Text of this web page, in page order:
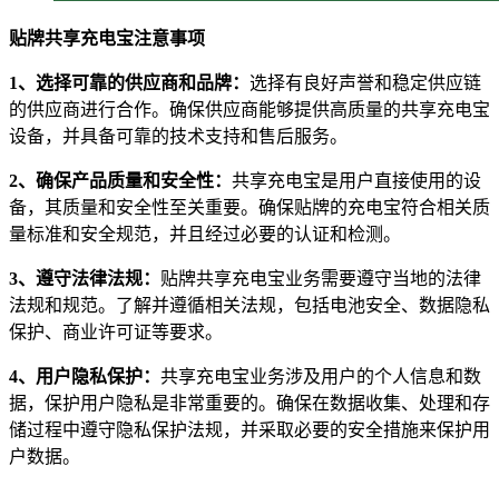
贴牌共享充电宝注意事项
1、选择可靠的供应商和品牌： 选择有良好声誉和稳定供应链
的供应商进行合作。确保供应商能够提供高质量的共享充电宝
设备，并具备可靠的技术支持和售后服务。
2、确保产品质量和安全性： 共享充电宝是用户直接使用的设
备，其质量和安全性至关重要。确保贴牌的充电宝符合相关质
量标准和安全规范，并且经过必要的认证和检测。
3、遵守法律法规： 贴牌共享充电宝业务需要遵守当地的法律
法规和规范。了解并遵循相关法规，包括电池安全、数据隐私
保护、商业许可证等要求。
4、用户隐私保护： 共享充电宝业务涉及用户的个人信息和数
据，保护用户隐私是非常重要的。确保在数据收集、处理和存
储过程中遵守隐私保护法规，并采取必要的安全措施来保护用
户数据。